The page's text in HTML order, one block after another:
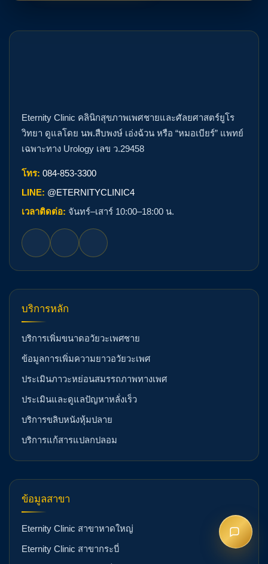
Eternity Clinic คลินิกสุขภาพเพศชายและศัลยศาสตร์ยูโร
วิทยา ดูแลโดย นพ.สืบพงษ์ เอ่งฉ้วน หรือ “หมอเบียร์” แพทย์
เฉพาะทาง Urology เลข ว.29458
โทร: 084-853-3300
LINE: @ETERNITYCLINIC4
เวลาติดต่อ: จันทร์–เสาร์ 10:00–18:00 น.
บริการหลัก
บริการเพิ่มขนาดอวัยวะเพศชาย
ข้อมูลการเพิ่มความยาวอวัยวะเพศ
ประเมินภาวะหย่อนสมรรถภาพทางเพศ
ประเมินและดูแลปัญหาหลั่งเร็ว
บริการขลิบหนังหุ้มปลาย
บริการแก้สารแปลกปลอม
ข้อมูลสาขา
Eternity Clinic สาขาหาดใหญ่
Eternity Clinic สาขากระบี่